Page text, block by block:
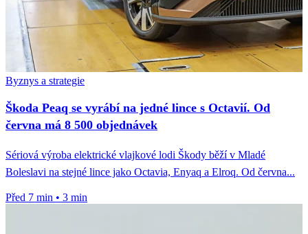
Byznys a strategie
Škoda Peaq se vyrábí na jedné lince s Octavií. Od
června má 8 500 objednávek
Sériová výroba elektrické vlajkové lodi Škody běží v Mladé
Boleslavi na stejné lince jako Octavia, Enyaq a Elroq. Od června...
Před 7 min • 3 min